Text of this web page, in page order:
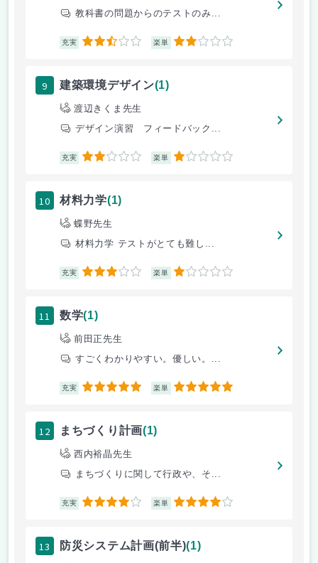
教科書の問題からのテストのみ...
充実 2.5 楽単 2
9 建築環境デザイン(1)
渡辺きくま先生
デザイン演習 フィードバック...
充実 2 楽単 1
10 材料力学(1)
蝶野先生
材料力学 テストがとても難し...
充実 3 楽単 1
11 数学(1)
前田正先生
すごくわかりやすい。優しい。...
充実 5 楽単 5
12 まちづくり計画(1)
西内裕晶先生
まちづくりに関して行政や、そ...
充実 4 楽単 4
13 防災システム計画(前半)(1)